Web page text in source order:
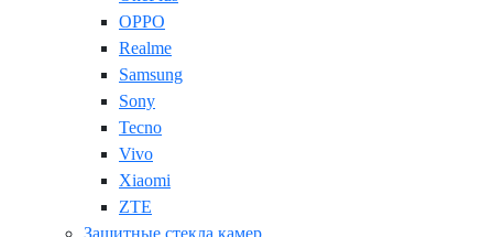
OPPO
Realme
Samsung
Sony
Tecno
Vivo
Xiaomi
ZTE